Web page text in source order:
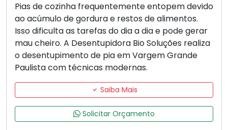
Pias de cozinha frequentemente entopem devido
ao acúmulo de gordura e restos de alimentos.
Isso dificulta as tarefas do dia a dia e pode gerar
mau cheiro. A Desentupidora Bio Soluções realiza
o desentupimento de pia em Vargem Grande
Paulista com técnicas modernas.
Saiba Mais
Solicitar Orçamento